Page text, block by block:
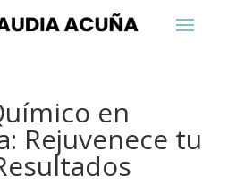
en
Rejuvenece tu